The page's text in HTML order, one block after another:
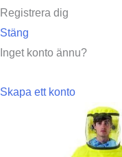
Registrera dig
Stäng
Inget konto ännu?
Skapa ett konto